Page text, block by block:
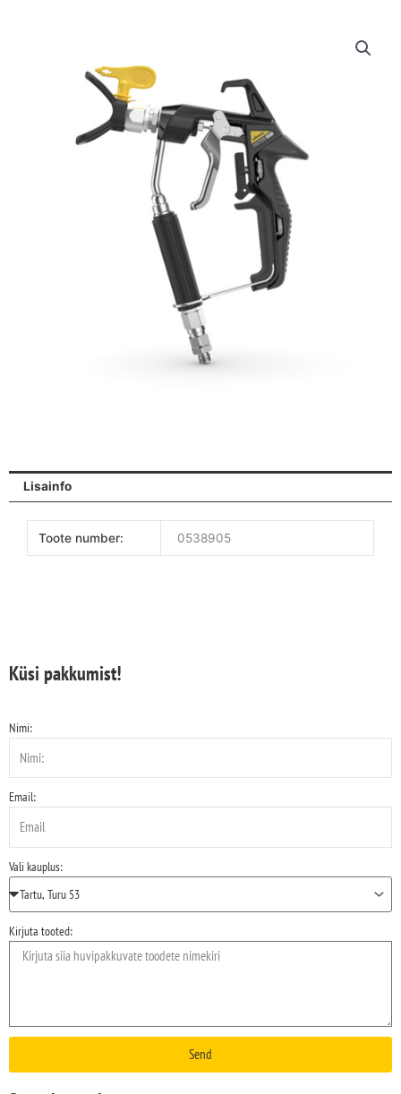
Lisainfo
Toote number: 0538905
Küsi pakkumist!
Nimi:
Email:
Vali kauplus:
Kirjuta tooted:
Send